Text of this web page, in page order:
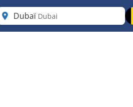
Dubaï Dubai